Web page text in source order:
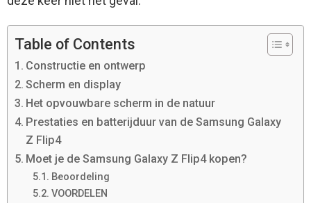
Table of Contents
Constructie en ontwerp
Scherm en display
Het opvouwbare scherm in de natuur
Prestaties en batterijduur van de Samsung Galaxy
Z Flip4
Moet je de Samsung Galaxy Z Flip4 kopen?
Beoordeling
VOORDELEN